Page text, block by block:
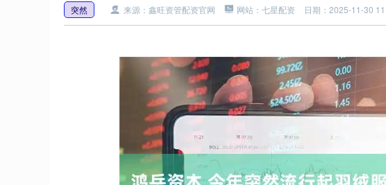
突然 来源：鑫旺资管配资官网 网站：七星配资 日期：2025-11-30